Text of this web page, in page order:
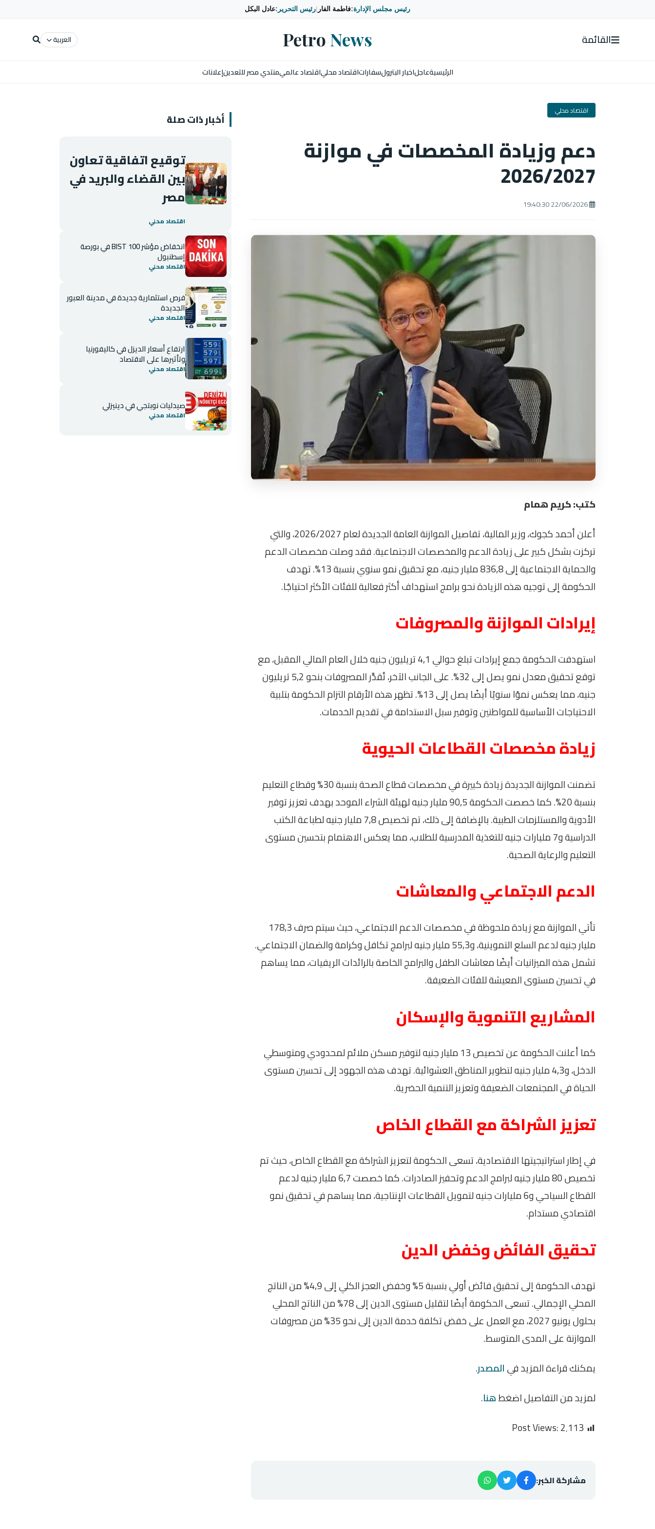
رئيس مجلس الإدارة:فاطمة الفار رئيس التحرير:عادل البكل
القائمة Petro News العربية
الرئيسيةعاجلاخبار البترولسفاراتاقتصاد محلياقتصاد عالميمنتدي مصر للتعدينإعلانات
اقتصاد محلي
دعم وزيادة المخصصات في موازنة
2026/2027
كتب: كريم همام
أعلن أحمد كجوك، وزير المالية، تفاصيل الموازنة العامة الجديدة لعام 2026/2027، والتي
تركزت بشكل كبير على زيادة الدعم والمخصصات الاجتماعية. فقد وصلت مخصصات الدعم
والحماية الاجتماعية إلى 836,8 مليار جنيه، مع تحقيق نمو سنوي بنسبة 13%. تهدف
الحكومة إلى توجيه هذه الزيادة نحو برامج استهداف أكثر فعالية للفئات الأكثر احتياجًا.
إيرادات الموازنة والمصروفات
استهدفت الحكومة جمع إيرادات تبلغ حوالي 4,1 تريليون جنيه خلال العام المالي المقبل، مع
توقع تحقيق معدل نمو يصل إلى 32%. على الجانب الآخر، تُقدَّر المصروفات بنحو 5,2 تريليون
جنيه، مما يعكس نموًا سنويًا أيضًا يصل إلى 13%. تظهر هذه الأرقام التزام الحكومة بتلبية
الاحتياجات الأساسية للمواطنين وتوفير سبل الاستدامة في تقديم الخدمات.
زيادة مخصصات القطاعات الحيوية
تضمنت الموازنة الجديدة زيادة كبيرة في مخصصات قطاع الصحة بنسبة 30% وقطاع التعليم
بنسبة 20%. كما خصصت الحكومة 90,5 مليار جنيه لهيئة الشراء الموحد بهدف تعزيز توفير
الأدوية والمستلزمات الطبية. بالإضافة إلى ذلك، تم تخصيص 7,8 مليار جنيه لطباعة الكتب
الدراسية و7 مليارات جنيه للتغذية المدرسية للطلاب، مما يعكس الاهتمام بتحسين مستوى
التعليم والرعاية الصحية.
الدعم الاجتماعي والمعاشات
تأتي الموازنة مع زيادة ملحوظة في مخصصات الدعم الاجتماعي، حيث سيتم صرف 178,3
مليار جنيه لدعم السلع التموينية، و55,3 مليار جنيه لبرامج تكافل وكرامة والضمان الاجتماعي.
تشمل هذه الميزانيات أيضًا معاشات الطفل والبرامج الخاصة بالرائدات الريفيات، مما يساهم
في تحسين مستوى المعيشة للفئات الضعيفة.
المشاريع التنموية والإسكان
كما أعلنت الحكومة عن تخصيص 13 مليار جنيه لتوفير مسكن ملائم لمحدودي ومتوسطي
الدخل، و4,3 مليار جنيه لتطوير المناطق العشوائية. تهدف هذه الجهود إلى تحسين مستوى
الحياة في المجتمعات الضعيفة وتعزيز التنمية الحضرية.
تعزيز الشراكة مع القطاع الخاص
في إطار استراتيجيتها الاقتصادية، تسعى الحكومة لتعزيز الشراكة مع القطاع الخاص، حيث تم
تخصيص 80 مليار جنيه لبرامج الدعم وتحفيز الصادرات. كما خصصت 6,7 مليار جنيه لدعم
القطاع السياحي و6 مليارات جنيه لتمويل القطاعات الإنتاجية، مما يساهم في تحقيق نمو
اقتصادي مستدام.
تحقيق الفائض وخفض الدين
تهدف الحكومة إلى تحقيق فائض أولي بنسبة 5% وخفض العجز الكلي إلى 4,9% من الناتج
المحلي الإجمالي. تسعى الحكومة أيضًا لتقليل مستوى الدين إلى 78% من الناتج المحلي
بحلول يونيو 2027، مع العمل على خفض تكلفة خدمة الدين إلى نحو 35% من مصروفات
الموازنة على المدى المتوسط.
يمكنك قراءة المزيد فيالمصدر.
لمزيد من التفاصيل اضغطهنا.
Post Views:2٬113
مشاركة الخبر:
أخبار ذات صلة
توقيع اتفاقية تعاون
بين القضاء والبريد في
مصر
اقتصاد محلي
انخفاض مؤشر BIST 100 في بورصة
إسطنبول
اقتصاد محلي
فرص استثمارية جديدة في مدينة العبور
الجديدة
اقتصاد محلي
ارتفاع أسعار الديزل في كاليفورنيا
وتأثيرها على الاقتصاد
اقتصاد محلي
صيدليات نوبتجي في دينيزلي
اقتصاد محلي